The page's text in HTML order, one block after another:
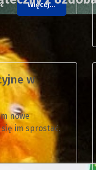
Więcej…
w
nowe
im sprostać.